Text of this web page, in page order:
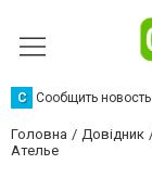
С Сообщить новость
Головна Довідник
Ателье